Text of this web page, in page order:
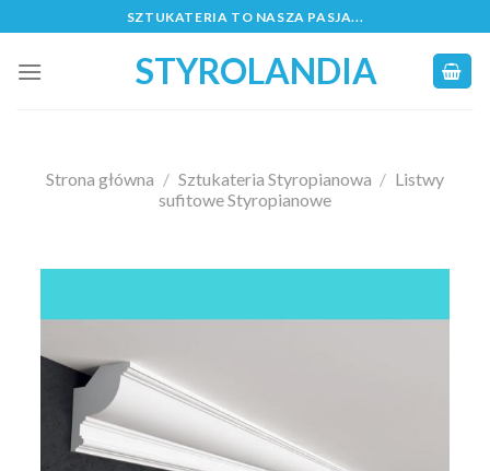
to
content
SZTUKATERIA TO NASZA PASJA...
STYROLANDIA
Strona główna / Sztukateria Styropianowa / Listwy
sufitowe Styropianowe